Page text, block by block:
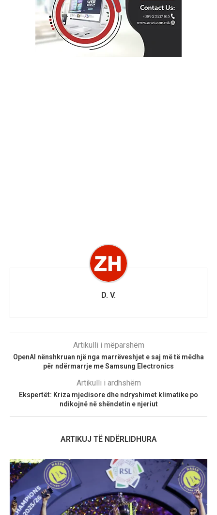
D. V.
Artikulli i mëparshëm
OpenAI nënshkruan një nga marrëveshjet e saj më të mëdha
për ndërmarrje me Samsung Electronics
Artikulli i ardhshëm
Ekspertët: Kriza mjedisore dhe ndryshimet klimatike po
ndikojnë në shëndetin e njeriut
ARTIKUJ TË NDËRLIDHURA